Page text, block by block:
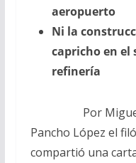
aeropuerto
Ni la
capricho en el
refinería
Por
Pancho López el
compartió una